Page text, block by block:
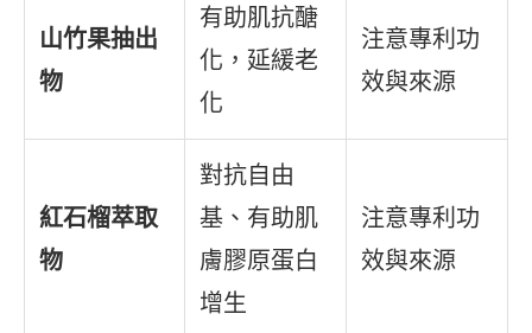
山竹果抽出
物
有助肌抗醣
化，延緩老
化
注意專利功
效與來源
紅石榴萃取
物
對抗自由
基、有助肌
膚膠原蛋白
增生
注意專利功
效與來源